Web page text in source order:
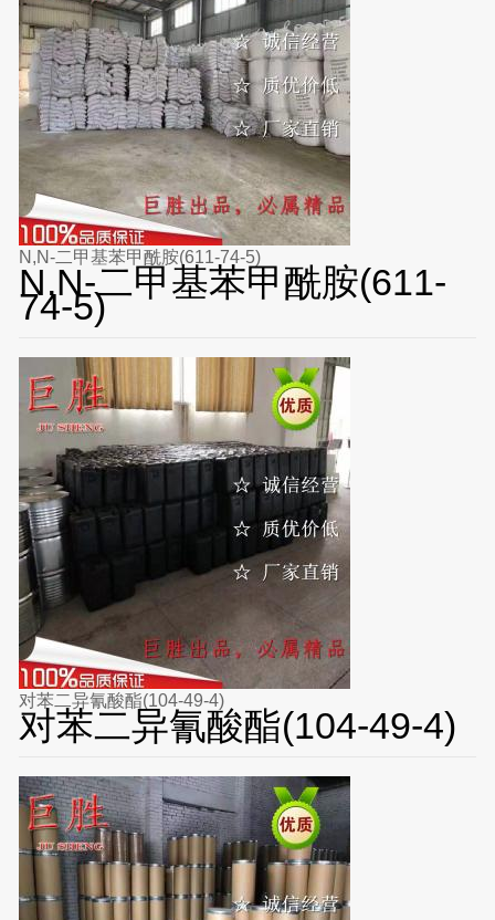
N,N-二甲基苯甲酰胺(611-74-5)
N,N-二甲基苯甲酰胺(611-
74-5)
对苯二异氰酸酯(104-49-4)
对苯二异氰酸酯(104-49-4)